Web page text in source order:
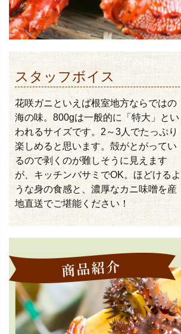
スタッフボイス
花咲ガニといえば根室地方ならではの
海の味。800gは一般的に「特大」とい
われるサイズです。2～3人でたっぷり
楽しめると思います。殻がとがってい
るので剥くのが難しそうに見えます
が、キッチンバサミでOK。ほどけるよ
うな身の食感と、濃厚なカニ味噌を産
地直送でご堪能ください！